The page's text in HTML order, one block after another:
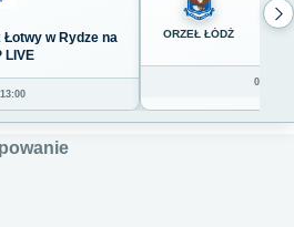
w Rydze na
LIVE
ORZEŁ ŁÓDŹ
0